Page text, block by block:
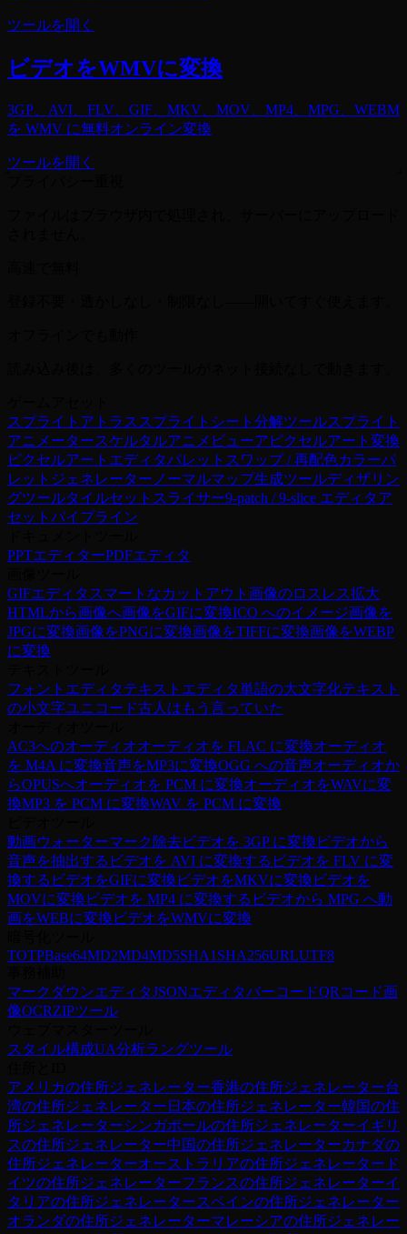
ツールを開く
ビデオをWMVに変換
3GP、AVI、FLV、GIF、MKV、MOV、MP4、MPG、WEBM
を WMV に無料オンライン変換
ツールを開く
スプライトアトラス スプライトシート分解ツールスプライト
アニメータースケルタルアニメビューア ピクセルアート変換
ピクセルアートエディタパレットスワップ / 再配色カラーパ
レットジェネレーター ノーマルマップ生成ツールディザリン
グツールタイルセットスライサー9-patch / 9-slice エディタア
セットパイプライン
PPTエディターPDFエディタ
GIFエディタ スマートなカットアウト 画像のロスレス拡大
HTMLから画像へ画像をGIFに変換ICO へのイメージ画像を
JPGに変換画像をPNGに変換画像をTIFFに変換画像をWEBP
に変換
フォントエディタテキストエディタ単語の大文字化テキスト
の小文字ユニコード古人はもう言っていた
AC3へのオーディオオーディオを FLAC に変換オーディオ
を M4A に変換音声をMP3に変換OGG への音声オーディオか
らOPUSへオーディオを PCM に変換オーディオをWAVに変
換MP3 を PCM に変換WAV を PCM に変換
動画ウォーターマーク除去ビデオを 3GP に変換 ビデオから
音声を抽出する ビデオを AVI に変換する ビデオを FLV に変
換する ビデオをGIFに変換 ビデオをMKVに変換 ビデオを
MOVに変換 ビデオを MP4 に変換する ビデオから MPG へ動
画をWEBに変換 ビデオをWMVに変換
TOTPBase64MD2MD4MD5SHA1 SHA256URLUTF8
マークダウンエディタJSONエディタバーコードQRコード画
像OCRZIPツール
スタイル構成UA分析ラングツール
アメリカの住所ジェネレーター香港の住所ジェネレーター台
湾の住所ジェネレーター 日本の住所ジェネレーター韓国の住
所ジェネレーターシンガポールの住所ジェネレーターイギリ
スの住所ジェネレーター中国の住所ジェネレーターカナダの
住所ジェネレーターオーストラリアの住所ジェネレーター ド
イツの住所ジェネレーターフランスの住所ジェネレーターイ
タリアの住所ジェネレータースペインの住所ジェネレーター
オランダの住所ジェネレーターマレーシアの住所ジェネレー